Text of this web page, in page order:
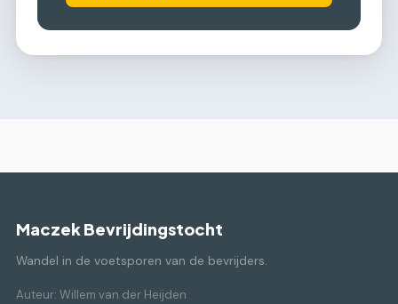
Maczek Bevrijdingstocht
Wandel in de voetsporen van de bevrijders.
Auteur: Willem van der Heijden